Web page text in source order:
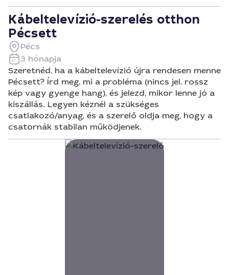
Kábeltelevízió-szerelés otthon
Pécsett
Pécs
3 hónapja
Szeretnéd, ha a kábeltelevízió újra rendesen menne
Pécsett? Írd meg, mi a probléma (nincs jel, rossz
kép vagy gyenge hang), és jelezd, mikor lenne jó a
kiszállás. Legyen kéznél a szükséges
csatlakozó/anyag, és a szerelő oldja meg, hogy a
csatornák stabilan működjenek.